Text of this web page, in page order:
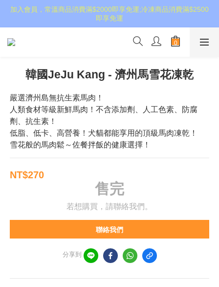
加入會員，常溫商品消費滿$2000即享免運;冷凍商品消費滿$2500
即享免運
韓國JeJu Kang - 濟州馬雪花凍乾
嚴選濟州島無抗生素馬肉！
人類食材等級新鮮馬肉！不含添加劑、人工色素、防腐
劑、抗生素！
低脂、低卡、高營養！犬貓都能享用的頂級馬肉凍乾！
雪花般的馬肉鬆～佐餐拌飯的健康選擇！
NT$270
售完
若想購買，請聯絡我們。
聯絡我們
分享到